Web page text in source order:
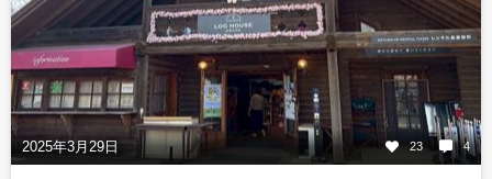
2025年3月29日 23 4